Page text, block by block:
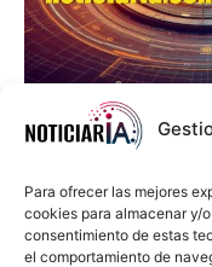
Para ofrecer las mejores
cookies para almacenar y/
consentimiento de estas
el comportamiento de